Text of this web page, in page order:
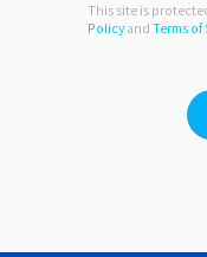
This site is
Policyand Terms of